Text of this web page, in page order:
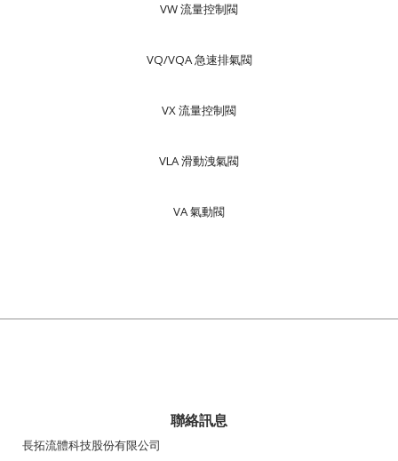
VW 流量控制閥
VQ/VQA 急速排氣閥
VX 流量控制閥
VLA 滑動洩氣閥
VA 氣動閥
聯絡訊息
長拓流體科技股份有限公司